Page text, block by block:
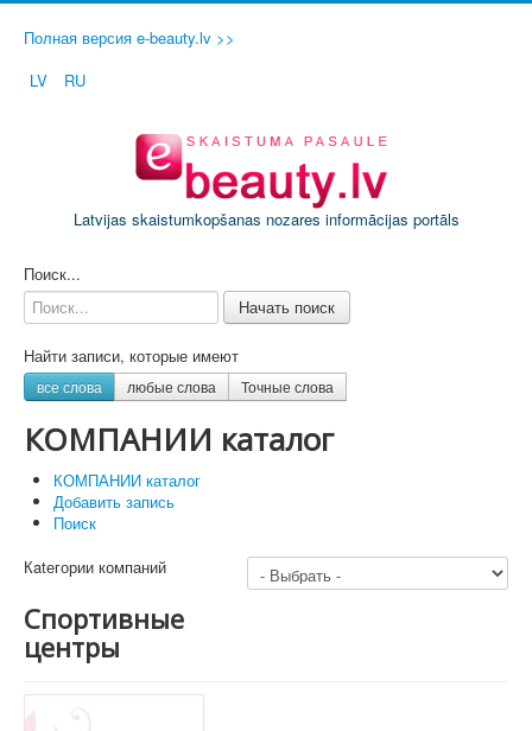
Полная версия e-beauty.lv >>
LV
RU
Latvijas skaistumkopšanas nozares informācijas portāls
Поиск...
Начать поиск
Найти записи, которые имеют
все слова любые слова Точные слова
КОМПАНИИ каталог
КОМПАНИИ каталог
Добавить запись
Поиск
Кatегории компаний
Спортивные
центры